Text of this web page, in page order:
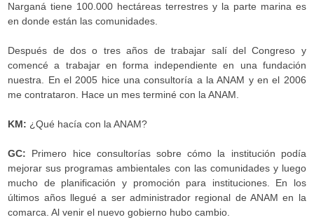
Narganá tiene 100.000 hectáreas terrestres y la parte marina es
en donde están las comunidades.
Después de dos o tres años de trabajar salí del Congreso y
comencé a trabajar en forma independiente en una fundación
nuestra. En el 2005 hice una consultoría a la ANAM y en el 2006
me contrataron. Hace un mes terminé con la ANAM.
KM: ¿Qué hacía con la ANAM?
GC: Primero hice consultorías sobre cómo la institución podía
mejorar sus programas ambientales con las comunidades y luego
mucho de planificación y promoción para instituciones. En los
últimos años llegué a ser administrador regional de ANAM en la
comarca. Al venir el nuevo gobierno hubo cambio.